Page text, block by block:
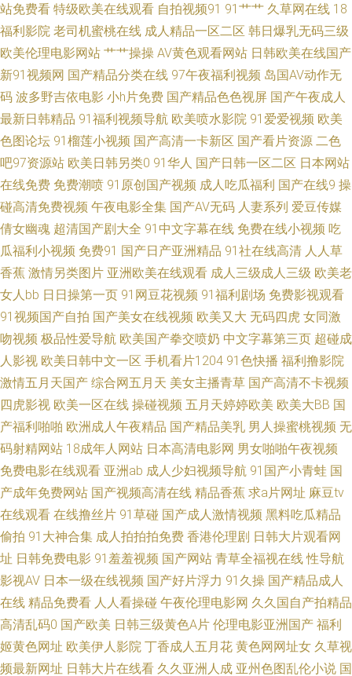
欧美精品 青青草传媒 久久中文人妻 国产自拍后入白丝 九色无码海角导航 饼
干姐姐sir全部视频免费 xxxx欧美 97人人色 91亚78 91美女内射 中文字幕网
日本 亚洲日本91 婷婷成人在线精品 色噜噜综合网 骚妹子av 日本理论片播放
视频 成人免费专区 www综合色 八戒伦理电影网 99热的国产 91社区最新地
址 色悠悠网 午夜福利3000集 少妇高清无码一区二区三区 日韩免费看视频 人
人人人人妻人人人人人爽 日本porn性A爱V 青青网站 欧美国产日本 麻豆传媒
在线视频 九九伊人大香蕉 海角社区探花 国产精品男人资源站 丁香五月综合
网 国产片自拍 国产91极品 传媒在线观看免费入口 超碰人人五月天 八戒伦理
电影院 97资源站中文字幕 91糖操入口 91豆花成人精品网站 91视频聊天室
操逼草草草 俺来也性激情 www黄色一片 99re青青 91香蕉网 91国模在线观
看 91爱豆视频在线观看 自拍网99 伊人婷婷五月花 最新日韩欧美 91人妻人
色婷婷婷婷 性欧美高清 一级理论片 亚洲欧洲一级 亚洲91久久成人社区 韩国
理伦电机 人人视频电脑版官方下载 人人妻人人网 人人美剧官网 人人操操B
日本三级伦理片 日本高清影院 人人色人人射 人人操高清AV自拍 青青草原我
最狂 欧美在线A片 欧美变态另类在线 美剧下载天天美剧 青青草传媒 欧美在
站免费看 特级欧美在线观看 自拍视频91 91艹艹 久草网在线 18
福利影院 老司机蜜桃在线 成人精品一区二区 韩日爆乳无码三级
欧美伦理电影网站 艹艹操操 AV黄色观看网站 日韩欧美在线国产
新91视频网 国产精品分类在线 97午夜福利视频 岛国AV动作无
码 波多野吉依电影 小h片免费 国产精品色色视屏 国产午夜成人
最新日韩精品 91福利视频导航 欧美喷水影院 91爱爱视频 欧美
色图论坛 91榴莲小视频 国产高清一卡新区 国产看片资源 二色
吧97资源站 欧美日韩另类0 91华人 国产日韩一区二区 日本网站
在线免费 免费潮喷 91原创国产视频 成人吃瓜福利 国产在线9 操
碰高清免费视频 午夜电影全集 国产AV无码 人妻系列 爱豆传媒
倩女幽魂 超清国产剧大全 91中文字幕在线 免费在线小视频 吃
瓜福利小视频 免费91 国产日产亚洲精品 91社在线高清 人人草
香蕉 激情另类图片 亚洲欧美在线观看 成人三级成人三级 欧美老
女人bb 日日操第一页 91网豆花视频 91福利剧场 免费影视观看
91视频国产自拍 国产美女在线视频 欧美又大 无码四虎 女同激
吻视频 极品性爱导航 欧美国产拳交喷奶 中文字幕第三页 超碰成
人影视 欧美日韩中文一区 手机看片1204 91色快播 福利撸影院
激情五月天国产 综合网五月天 美女主播青草 国产高清不卡视频
四虎影视 欧美一区在线 操碰视频 五月天婷婷欧美 欧美大BB 国
产福利啪啪 欧洲成人午夜精品 国产精品美乳 男人操蜜桃视频 无
码射精网站 18成年人网站 日本高清电影网 男女啪啪午夜视频
免费电影在线观看 亚洲ab 成人少妇视频导航 91国产小青蛙 国
产成年免费网站 国产视频高清在线 精品香蕉 求a片网址 麻豆tv
在线观看 在线撸丝片 91草碰 国产成人激情视频 黑料吃瓜精品
偷拍 91大神合集 成人拍拍拍免费 香港伦理剧 日韩大片观看网
址 日韩免费电影 91羞羞视频 国产网站 青草全福视在线 性导航
影视AV 日本一级在线视频 国产好片浮力 91久操 国产精品成人
在线 精品免费看 人人看操碰 午夜伦理电影网 久久国自产拍精品
高清乱码0 国产欧美 日韩三级黄色A片 伦理电影亚洲国产 福利
姬黄色网址 欧美伊人影院 丁香成人五月花 黄色网网址女 久草视
频最新网址 日韩大片在线看 久久亚洲人成 亚州色图乱伦小说 国